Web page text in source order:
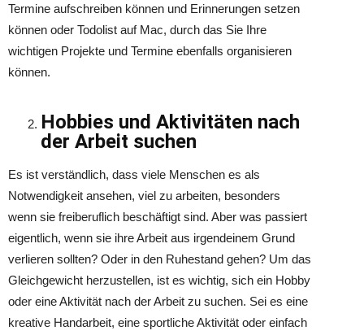
Termine aufschreiben können und Erinnerungen setzen
können oder Todolist auf Mac, durch das Sie Ihre
wichtigen Projekte und Termine ebenfalls organisieren
können.
Hobbies und Aktivitäten nach
der Arbeit suchen
Es ist verständlich, dass viele Menschen es als
Notwendigkeit ansehen, viel zu arbeiten, besonders
wenn sie freiberuflich beschäftigt sind. Aber was passiert
eigentlich, wenn sie ihre Arbeit aus irgendeinem Grund
verlieren sollten? Oder in den Ruhestand gehen? Um das
Gleichgewicht herzustellen, ist es wichtig, sich ein Hobby
oder eine Aktivität nach der Arbeit zu suchen. Sei es eine
kreative Handarbeit, eine sportliche Aktivität oder einfach